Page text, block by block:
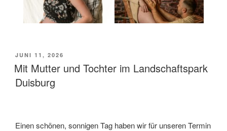
VERÖFFENTLICHT
AM
JUNI 11, 2026
Mit Mutter und Tochter im Landschaftspark
Duisburg
Einen schönen, sonnigen Tag haben wir für unseren Termin